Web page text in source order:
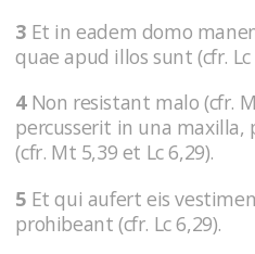
3 Et in eadem domo
quae apud illos sunt (cfr. Lc
4Non resistant malo (cfr.
percusserit in una
(cfr. Mt 5,39 et Lc 6,29).
5 Et qui aufert eis
prohibeant (cfr. Lc 6,29).